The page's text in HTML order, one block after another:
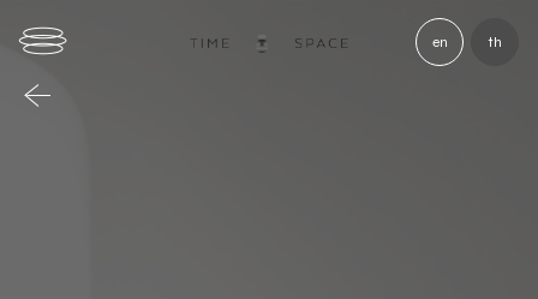
en th